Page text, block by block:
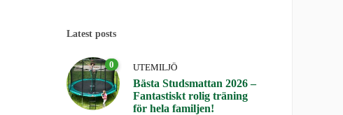
Latest posts
0 UTEMILJÖ
Bästa Studsmattan 2026 –
Fantastiskt rolig träning
för hela familjen!